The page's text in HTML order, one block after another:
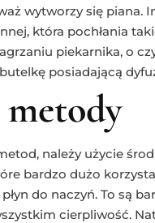
wytworzy się piana.
która pochłania
piekarnika, o
posiadającą
należy użycie
bardzo dużo
do naczyń. To są
cierpliwość.